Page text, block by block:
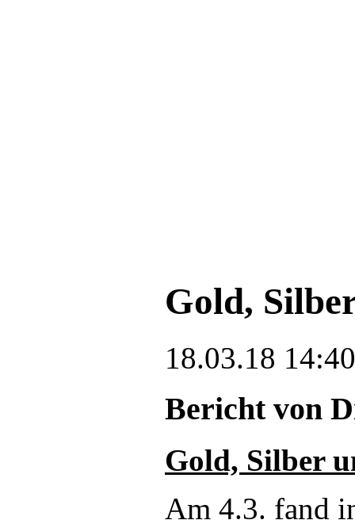
Gold,
18.03.18 14:40
Bericht von
Gold, Silber
Am 4.3. fand